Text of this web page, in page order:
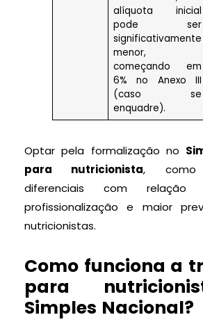
alíquota inicial
pode ser
significativamente
menor,
começando em
6% no Anexo III
(caso se
enquadre).
Optar pela formalização no
para nutricionista, como
diferenciais com relação
profissionalização e maior
nutricionistas.
Como funciona a
para
Simples Nacional?